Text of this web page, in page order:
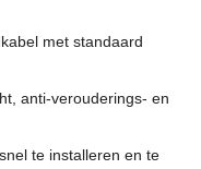
met standaard
anti-verouderings- en
te installeren en te